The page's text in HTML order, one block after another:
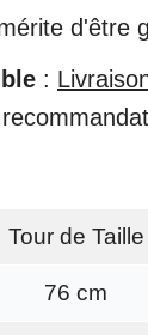
d'être
:
Tour de Taille
76 cm